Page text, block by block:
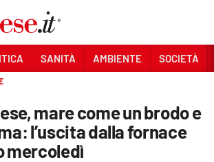
SANITÀ AMBIENTE SOCIETÀ
mare come un brodo e
l’uscita dalla fornace
mercoledì